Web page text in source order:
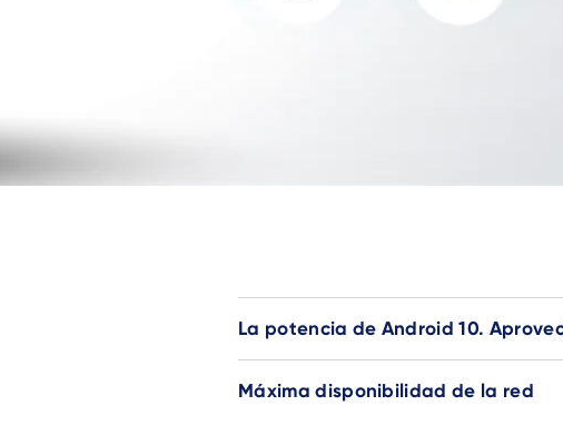
La potencia de Android 10.
Máxima disponibilidad de la red